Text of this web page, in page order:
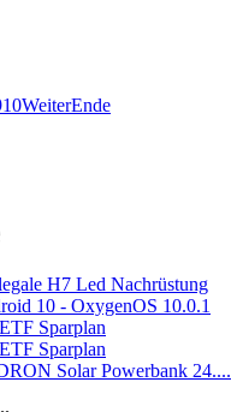
10WeiterEnde
H7 Led Nachrüstung
10 - OxygenOS 10.0.1
Sparplan
Sparplan
Solar Powerbank 24....